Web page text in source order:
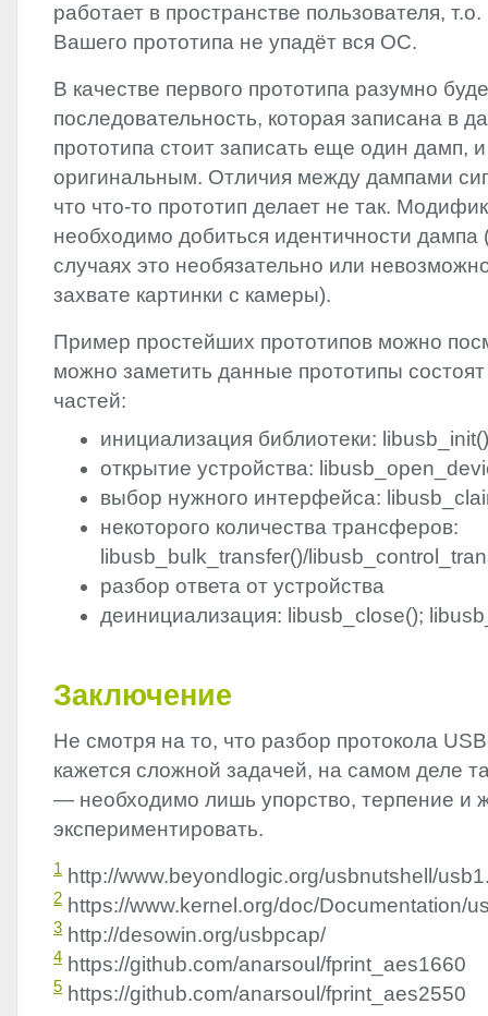
работает в пространстве пользователя,
Вашего прототипа не упадёт вся ОС.
В качестве первого прототипа разумно
последовательность, которая записана в
прототипа стоит записать еще один дамп,
оригинальным. Отличия между дампами
что что-то прототип делает не так.
необходимо добиться идентичности дампа
случаях это необязательно или
захвате картинки с камеры).
Пример простейших прототипов можно
можно заметить данные прототипы
частей:
инициализация библиотеки:
открытие устройства:
выбор нужного интерфейса:
некоторого количества трансферов:
libusb_bulk_transfer()/
разбор ответа от устройства
деинициализация: libusb_close();
Заключение
Не смотря на то, что разбор протокола USB
кажется сложной задачей, на самом деле
— необходимо лишь упорство, терпение и
экспериментировать.
1 http://www.beyondlogic.org/usbnutshell/
2 https://www.kernel.org/doc/Documentation/
3 http://desowin.org/usbpcap/
4 https://github.com/anarsoul/fprint_aes1660
5 https://github.com/anarsoul/fprint_aes2550